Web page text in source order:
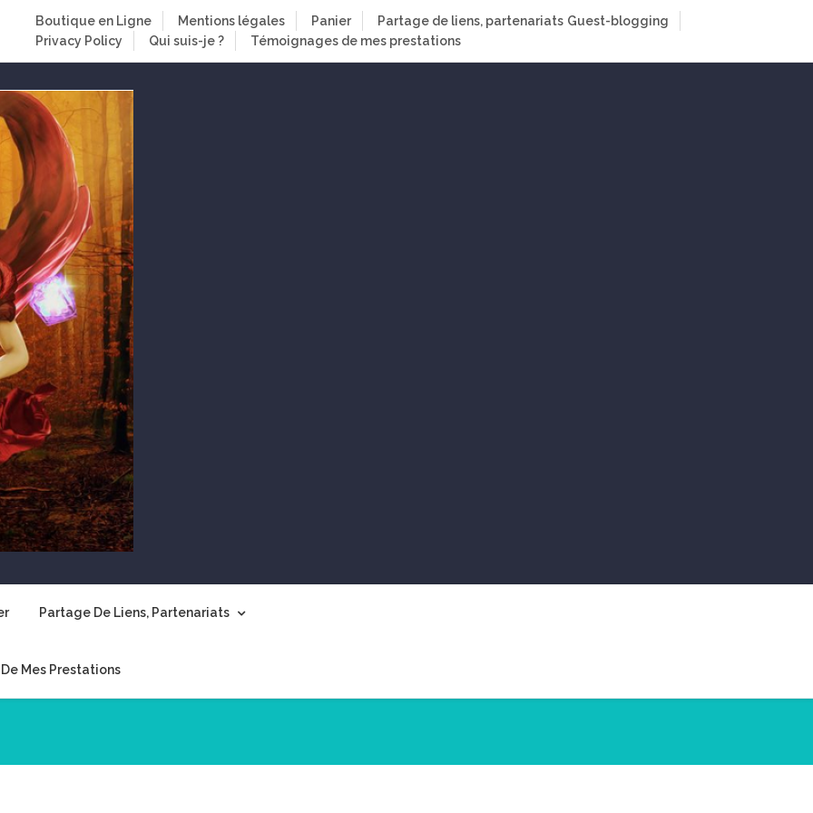
Boutique en Ligne Mentions légales Panier Partage de liens, partenariats Guest-blogging
Privacy Policy
Qui suis-je ? Témoignages de mes prestations
Partage De Liens, Partenariats
Mes Prestations